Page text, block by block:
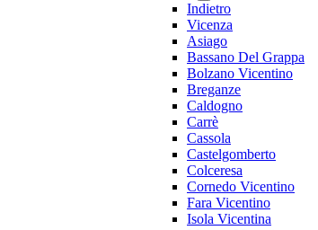
Indietro
Vicenza
Asiago
Bassano Del Grappa
Bolzano Vicentino
Breganze
Caldogno
Carrè
Cassola
Castelgomberto
Colceresa
Cornedo Vicentino
Fara Vicentino
Isola Vicentina